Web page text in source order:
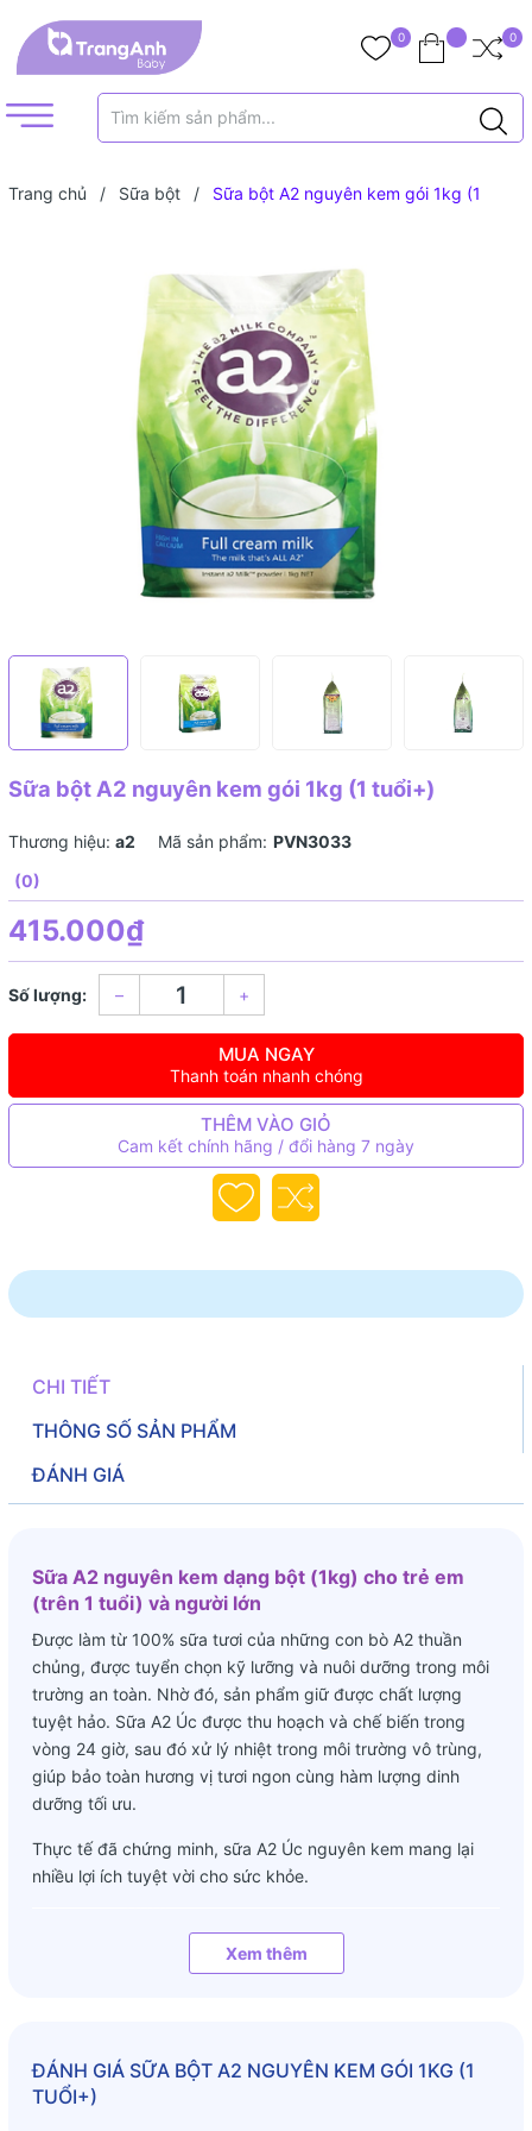
0 0
Trang chủ / Sữa bột /
Sữa bột A2 nguyên kem gói 1kg (1
Sữa bột A2 nguyên kem gói 1kg (1 tuổi+)
Thương hiệu: a2 Mã sản phẩm: PVN3033
(0)
415.000₫
Số lượng: – +
MUA NGAY
Thanh toán nhanh chóng
THÊM VÀO GIỎ
Cam kết chính hãng / đổi hàng 7 ngày
CHI TIẾT
THÔNG SỐ SẢN PHẨM
ĐÁNH GIÁ
Sữa A2 nguyên kem dạng bột (1kg) cho trẻ em
(trên 1 tuổi) và người lớn
Được làm từ 100% sữa tươi của những con bò A2 thuần
chủng, được tuyển chọn kỹ lưỡng và nuôi dưỡng trong môi
trường an toàn. Nhờ đó, sản phẩm giữ được chất lượng
tuyệt hảo. Sữa A2 Úc được thu hoạch và chế biến trong
vòng 24 giờ, sau đó xử lý nhiệt trong môi trường vô trùng,
giúp bảo toàn hương vị tươi ngon cùng hàm lượng dinh
dưỡng tối ưu.
Thực tế đã chứng minh, sữa A2 Úc nguyên kem mang lại
nhiều lợi ích tuyệt vời cho sức khỏe.
Xem thêm
ĐÁNH GIÁ SỮA BỘT A2 NGUYÊN KEM GÓI 1KG (1
TUỔI+)